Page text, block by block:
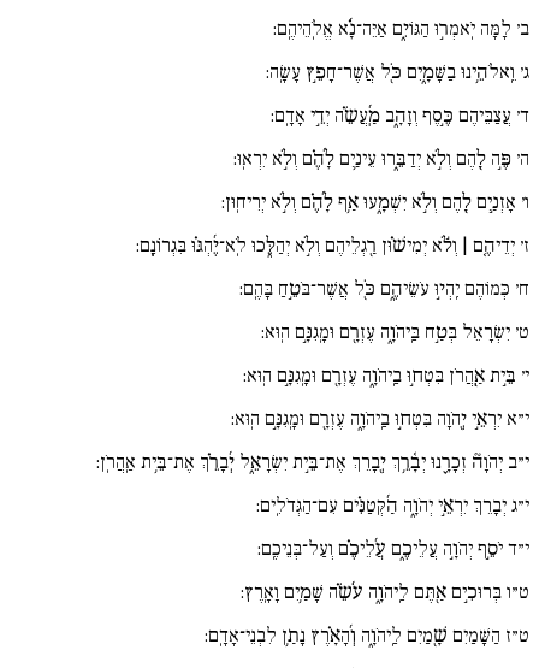
ב׳ לָמָּה יֹֽאמְר֣וּ הַגּוֹיִ֑ם אַיֵּה־נָ֜֗א אֱלֹֽהֵיהֶֽם:
ג׳ וֵֽאלֹהֵ֥ינוּ בַשָּׁמָ֑יִם כֹּ֖ל אֲשֶׁר־חָפֵ֣ץ עָשָֽׂה:
ד׳ עֲצַבֵּיהֶם כֶּ֣סֶף וְזָהָ֑ב מַֽ֜עֲשֵׂ֗ה יְדֵ֣י אָדָֽם:
ה׳ פֶּ֣ה לָ֖הֶם וְלֹ֣א יְדַבֵּ֑רוּ עֵינַ֥יִם לָ֜הֶ֗ם וְלֹ֣א יִרְאֽוּ:
ו׳ אָזְנַ֣יִם לָ֖הֶם וְלֹ֣א יִשְׁמָ֑עוּ אַ֥ף לָ֜הֶ֗ם וְלֹ֣א יְרִיחֽוּן:
ז׳ יְדֵיהֶ֚ם | וְלֹ֬א יְמִישׁ֗וּן רַ֖גְלֵיהֶם וְלֹ֣א יְהַלֵּ֑כוּ לֹֽא־יֶ֜הְגּ֗וּ בִּגְרוֹנָֽם:
ח׳ כְּמוֹהֶם יִֽהְי֣וּ עֹשֵׂיהֶ֑ם כֹּ֖ל אֲשֶׁר־בֹּטֵ֣חַ בָּהֶֽם:
ט׳ יִשְׂרָאֵל בְּטַ֣ח בַּֽיהֹוָ֑ה עֶזְרָ֖ם וּמָֽגִנָּ֣ם הֽוּא:
י׳ בֵּ֣ית אַֽ֖הֲרֹן בִּטְח֣וּ בַֽיהֹוָ֑ה עֶזְרָ֖ם וּמָֽגִנָּ֣ם הֽוּא:
י״א יִרְאֵ֣י יְ֖הֹוָה בִּטְח֣וּ בַֽיהֹוָ֑ה עֶזְרָ֖ם וּמָֽגִנָּ֣ם הֽוּא:
י״ב יְהֹוָה֘ זְכָרָ֪נוּ יְבָ֫רֵ֥ךְ יְ֖בָרֵךְ אֶת־בֵּ֣ית יִשְׂרָאֵ֑ל יְ֜בָרֵ֗ךְ אֶת־בֵּ֥ית אַֽהֲרֹֽן:
י״ג יְבָרֵךְ יִרְאֵ֣י יְהֹוָ֑ה הַ֜קְּטַנִּ֗ים עִם־הַגְּדֹלִֽים:
י״ד יֹסֵ֣ף יְהֹוָ֣ה עֲלֵיכֶ֑ם עֲ֜לֵיכֶ֗ם וְעַל־בְּנֵיכֶֽם:
ט״ו בְּרוּכִ֣ים אַ֖תֶּם לַֽיהֹוָ֑ה עֹ֜שֵׂ֗ה שָׁמַ֥יִם וָאָֽרֶץ:
ט״ז הַשָּׁמַיִם שָׁ֖מַיִם לַֽיהֹוָ֑ה וְ֜הָאָ֗רֶץ נָתַ֥ן לִבְנֵי־אָדָֽם: